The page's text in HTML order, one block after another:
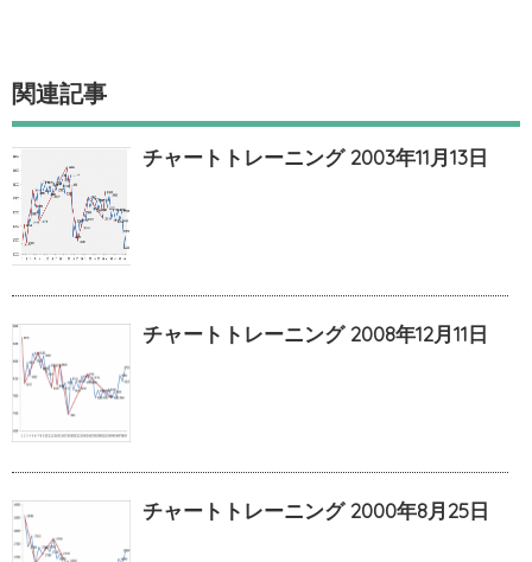
関連記事
チャートトレーニング 2003年11月13日
チャートトレーニング 2008年12月11日
チャートトレーニング 2000年8月25日